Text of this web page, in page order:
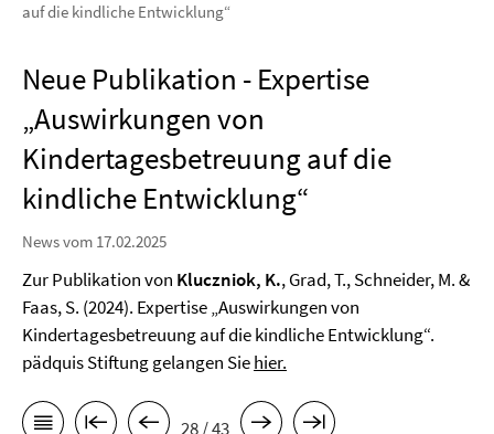
auf die kindliche Entwicklung“
Neue Publikation - Expertise
„Auswirkungen von
Kindertagesbetreuung auf die
kindliche Entwicklung“
News vom 17.02.2025
Zur Publikation von Kluczniok, K., Grad, T., Schneider, M. &
Faas, S. (2024). Expertise „Auswirkungen von
Kindertagesbetreuung auf die kindliche Entwicklung“.
pädquis Stiftung gelangen Siehier.
28 / 43